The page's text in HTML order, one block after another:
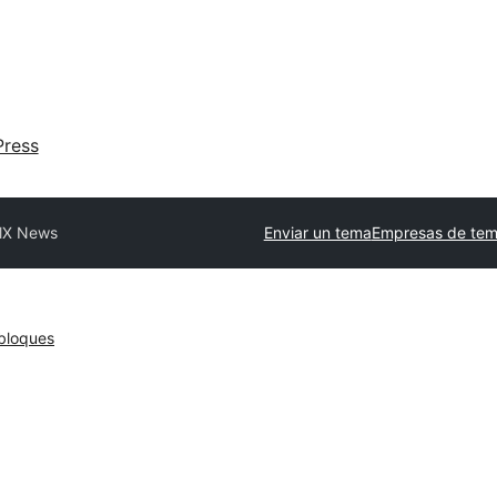
News Enviar un temaEmpresas de